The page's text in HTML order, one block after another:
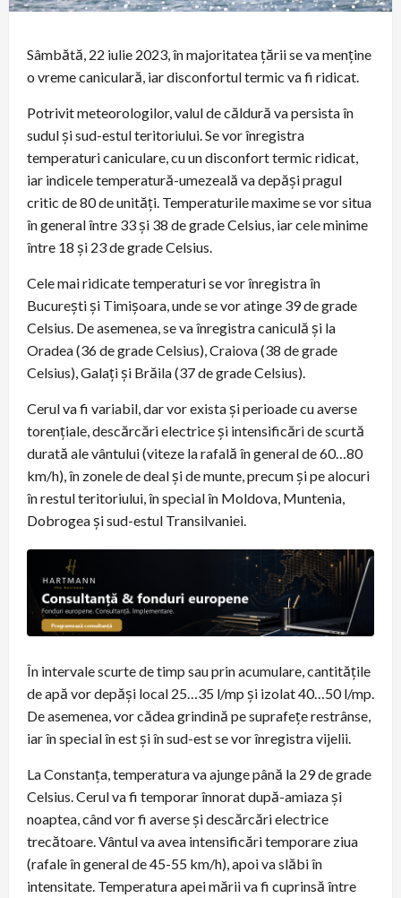
Sâmbătă, 22 iulie 2023, în majoritatea țării se va menține
o vreme caniculară, iar disconfortul termic va fi ridicat.
Potrivit meteorologilor, valul de căldură va persista în
sudul și sud-estul teritoriului. Se vor înregistra
temperaturi caniculare, cu un disconfort termic ridicat,
iar indicele temperatură-umezeală va depăși pragul
critic de 80 de unități. Temperaturile maxime se vor situa
în general între 33 și 38 de grade Celsius, iar cele minime
între 18 și 23 de grade Celsius.
Cele mai ridicate temperaturi se vor înregistra în
București și Timișoara, unde se vor atinge 39 de grade
Celsius. De asemenea, se va înregistra caniculă și la
Oradea (36 de grade Celsius), Craiova (38 de grade
Celsius), Galați și Brăila (37 de grade Celsius).
Cerul va fi variabil, dar vor exista și perioade cu averse
torențiale, descărcări electrice și intensificări de scurtă
durată ale vântului (viteze la rafală în general de 60…80
km/h), în zonele de deal și de munte, precum și pe alocuri
în restul teritoriului, în special în Moldova, Muntenia,
Dobrogea și sud-estul Transilvaniei.
În intervale scurte de timp sau prin acumulare, cantitățile
de apă vor depăși local 25…35 l/mp și izolat 40…50 l/mp.
De asemenea, vor cădea grindină pe suprafețe restrânse,
iar în special în est și în sud-est se vor înregistra vijelii.
La Constanța, temperatura va ajunge până la 29 de grade
Celsius. Cerul va fi temporar înnorat după-amiaza și
noaptea, când vor fi averse și descărcări electrice
trecătoare. Vântul va avea intensificări temporare ziua
(rafale în general de 45-55 km/h), apoi va slăbi în
intensitate. Temperatura apei mării va fi cuprinsă între